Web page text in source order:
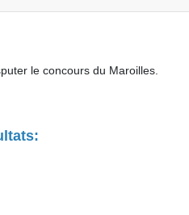
le concours du Maroilles.